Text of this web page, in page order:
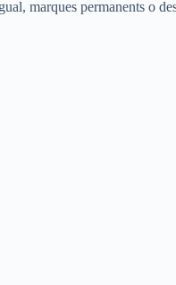
marques permanents o